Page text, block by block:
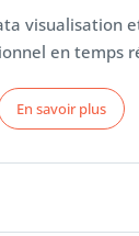
visualisation
en temps
En savoir plus